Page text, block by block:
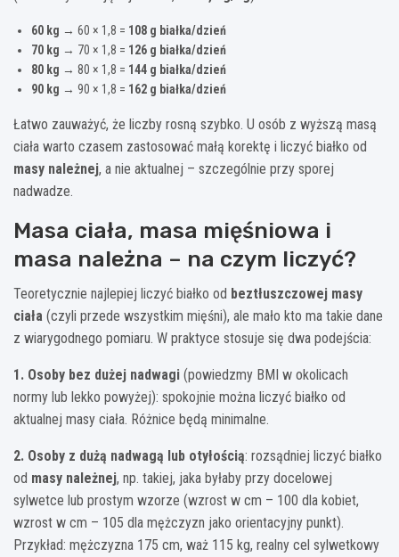
60 kg → 60 × 1,8 = 108 g białka/dzień
70 kg → 70 × 1,8 = 126 g białka/dzień
80 kg → 80 × 1,8 = 144 g białka/dzień
90 kg → 90 × 1,8 = 162 g białka/dzień
Łatwo zauważyć, że liczby rosną szybko. U osób z wyższą masą
ciała warto czasem zastosować małą korektę i liczyć białko od
masy należnej, a nie aktualnej – szczególnie przy sporej
nadwadze.
Masa ciała, masa mięśniowa i
masa należna – na czym liczyć?
Teoretycznie najlepiej liczyć białko od beztłuszczowej masy
ciała (czyli przede wszystkim mięśni), ale mało kto ma takie dane
z wiarygodnego pomiaru. W praktyce stosuje się dwa podejścia:
1. Osoby bez dużej nadwagi (powiedzmy BMI w okolicach
normy lub lekko powyżej): spokojnie można liczyć białko od
aktualnej masy ciała. Różnice będą minimalne.
2. Osoby z dużą nadwagą lub otyłością: rozsądniej liczyć białko
od masy należnej, np. takiej, jaka byłaby przy docelowej
sylwetce lub prostym wzorze (wzrost w cm – 100 dla kobiet,
wzrost w cm – 105 dla mężczyzn jako orientacyjny punkt).
Przykład: mężczyzna 175 cm, waż 115 kg, realny cel sylwetkowy